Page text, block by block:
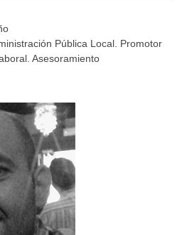
Pública Local. Promotor
Asesoramiento